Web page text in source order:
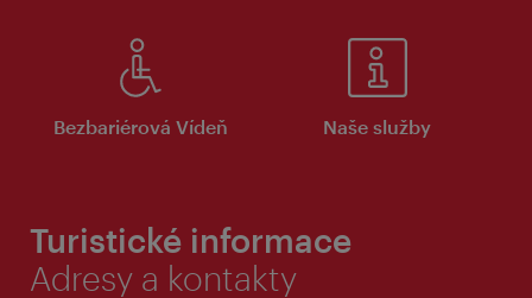
Bezbariérová Vídeň Naše služby
Turistické informace
Adresy a kontakty